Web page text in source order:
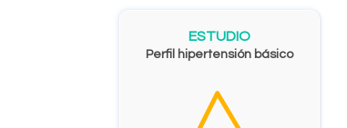
ESTUDIO
Perfil hipertensión básico